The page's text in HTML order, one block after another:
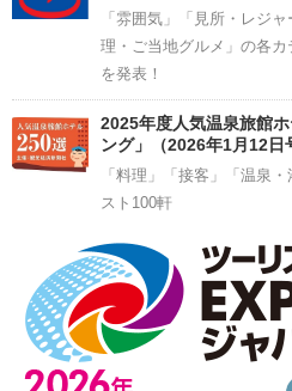
「雰囲気」「見所・レジ
理・ご当地グルメ」の各
を発表！
2025年度人気温泉旅館
ング」（2026年1月12日
「料理」「接客」「温泉
スト100軒